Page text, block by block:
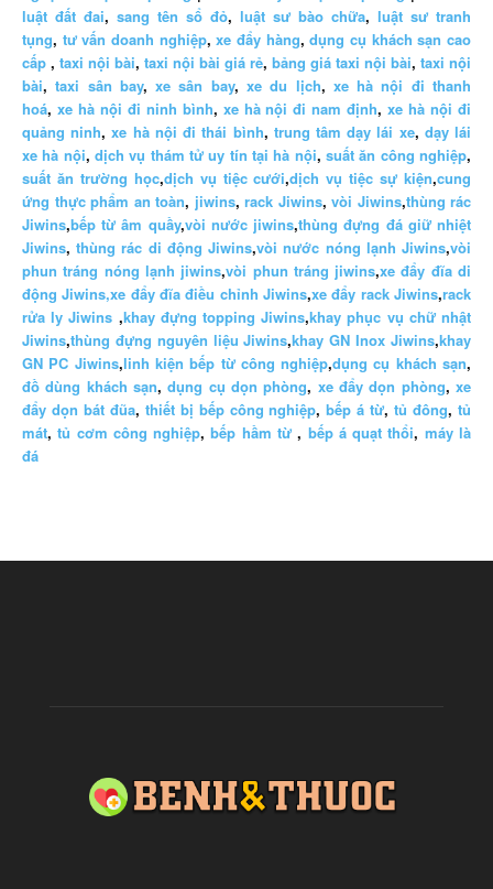
luật đất đai, sang tên sổ đỏ, luật sư bào chữa, luật sư tranh
tụng, tư vấn doanh nghiệp,xe đẩy hàng,dụng cụ khách sạn cao
cấp , taxi nội bài, taxi nội bài giá rẻ, bảng giá taxi nội bài, taxi nội
bài,taxi sân bay,xe sân bay,xe du lịch, xe hà nội đi thanh
hoá, xe hà nội đi ninh bình, xe hà nội đi nam định,xe hà nội đi
quảng ninh,xe hà nội đi thái bình, trung tâm dạy lái xe, dạy lái
xe hà nội,dịch vụ thám tử uy tín tại hà nội,suất ăn công nghiệp,
suất ăn trường học,dịch vụ tiệc cưới,dịch vụ tiệc sự kiện,cung
ứng thực phẩm an toàn, jiwins, rack Jiwins, vòi Jiwins,thùng rác
Jiwins,bếp từ âm quầy,vòi nước jiwins,thùng đựng đá giữ nhiệt
Jiwins,thùng rác di động Jiwins,vòi nước nóng lạnh Jiwins,vòi
phun tráng nóng lạnh jiwins,vòi phun tráng jiwins,xe đẩy đĩa di
động Jiwins,xe đẩy đĩa điều chỉnh Jiwins,xe đẩy rack Jiwins,rack
rửa ly Jiwins ,khay đựng topping Jiwins,khay phục vụ chữ nhật
Jiwins,thùng đựng nguyên liệu Jiwins,khay GN Inox Jiwins,khay
GN PC Jiwins,linh kiện bếp từ công nghiệp,dụng cụ khách sạn,
đồ dùng khách sạn,dụng cụ dọn phòng, xe đẩy dọn phòng,xe
đẩy dọn bát đũa, thiết bị bếp công nghiệp,bếp á từ,tủ đông,tủ
mát,tủ cơm công nghiệp,bếp hầm từ , bếp á quạt thổi, máy là
đá